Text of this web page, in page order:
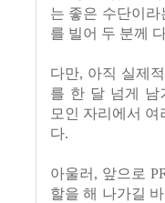
는 좋은 수단이
를 빌어 두 분께
다만, 아직 실제
를 한 달 넘게 남
모인 자리에서
다.
아울러, 앞으로
할을 해 나가길